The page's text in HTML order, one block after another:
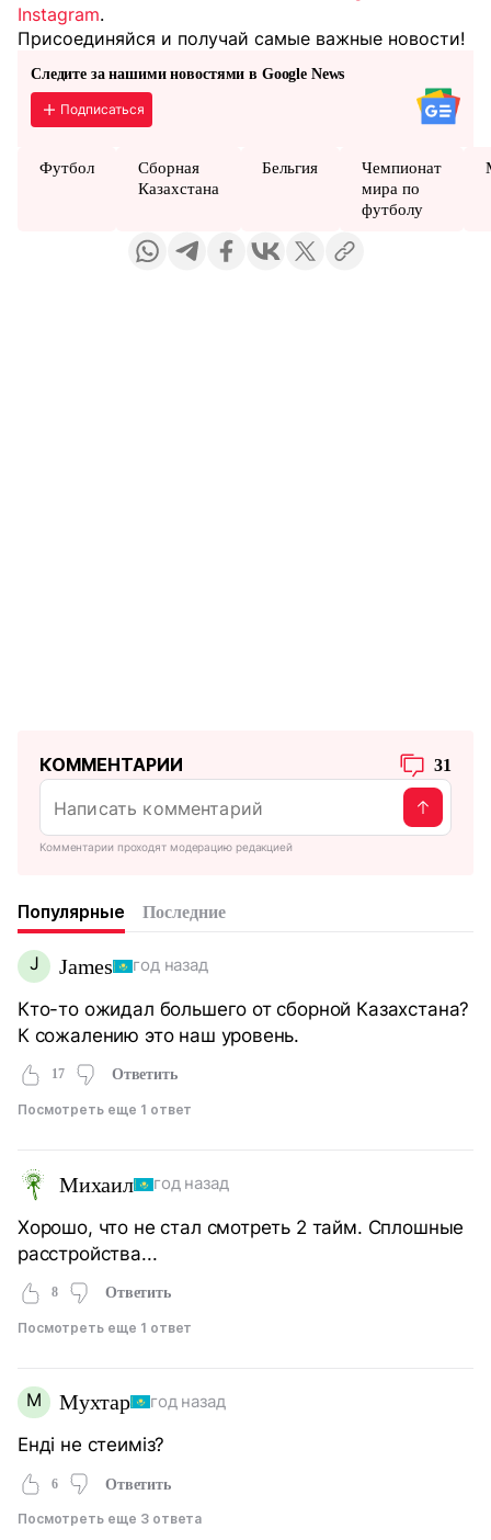
Instagram.
Присоединяйся и получай самые важные новости!
Следите за нашими новостями в Google News
Подписаться
Футбол
Сборная
Казахстана
Бельгия
Чемпионат
мира по
футболу
КОММЕНТАРИИ 31
Комментарии проходят модерацию редакцией
Популярные Последние
J James год назад
Кто-то ожидал большего от сборной Казахстана?
К сожалению это наш уровень.
17 Ответить
Посмотреть еще 1 ответ
Михаил год назад
Хорошо, что не стал смотреть 2 тайм. Сплошные
расстройства...
8 Ответить
Посмотреть еще 1 ответ
М Мухтар год назад
Енді не стеиміз?
6 Ответить
Посмотреть еще 3 ответа